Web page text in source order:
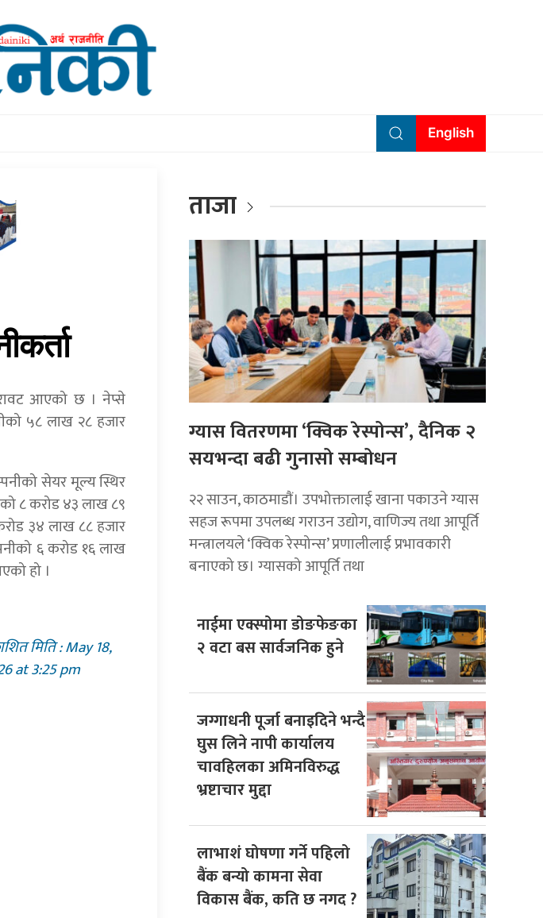
English
आएको छ । नेप्से
५८ लाख २८ हजार
सेयर मूल्य स्थिर
८ करोड ४३ लाख ८९
३४ लाख ८८ हजार
६ करोड १६ लाख
हो ।
मिति : May 18,
at 3:25 pm
ताजा
ग्यास वितरणमा ‘क्विक रेस्पोन्स’, दैनिक २
सयभन्दा बढी गुनासो सम्बोधन
२२ साउन, काठमाडाैं। उपभोक्तालाई खाना पकाउने ग्यास
सहज रूपमा उपलब्ध गराउन उद्योग, वाणिज्य तथा आपूर्ति
मन्त्रालयले ‘क्विक रेस्पोन्स’ प्रणालीलाई प्रभावकारी
बनाएको छ। ग्यासको आपूर्ति तथा
नाईमा एक्स्पोमा डोङफेङका
२ वटा बस सार्वजनिक हुने
जग्गाधनी पूर्जा बनाइदिने भन्दै
घुस लिने नापी कार्यालय
चावहिलका अमिनविरुद्ध
भ्रष्टाचार मुद्दा
लाभाशं घोषणा गर्ने पहिलो
बैंक बन्यो कामना सेवा
विकास बैंक, कति छ नगद ?